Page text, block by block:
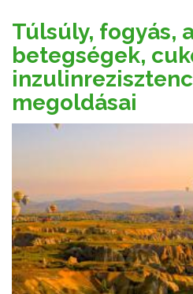
Túlsúly, fogyás,
betegségek,
megoldásai